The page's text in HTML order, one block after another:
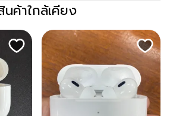
นค้าใกล้เคียง